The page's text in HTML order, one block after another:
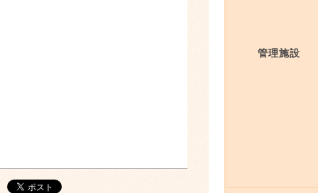
管理施設